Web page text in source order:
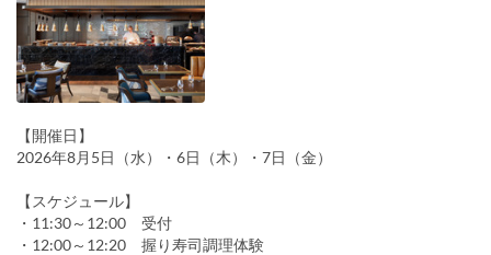
【開催日】
2026年8月5日（水）・6日（木）・7日（金）
【スケジュール】
・11:30～12:00 受付
・12:00～12:20 握り寿司調理体験